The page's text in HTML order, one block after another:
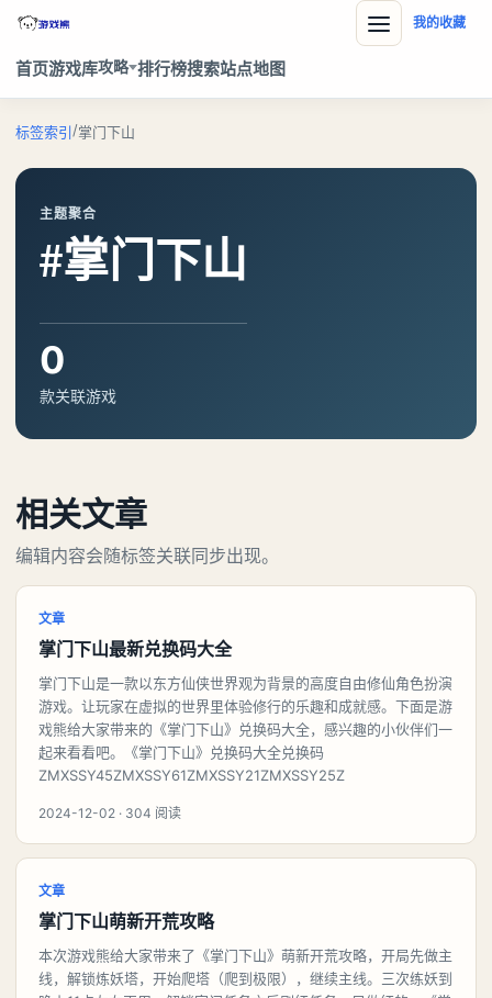
首页游戏库攻略 排行榜搜索站点地图
我的收藏
标签索引/掌门下山
主题聚合
#掌门下山
0
款关联游戏
相关文章
编辑内容会随标签关联同步出现。
文章
掌门下山最新兑换码大全
掌门下山是一款以东方仙侠世界观为背景的高度自由修仙角色扮演
游戏。让玩家在虚拟的世界里体验修行的乐趣和成就感。下面是游
戏熊给大家带来的《掌门下山》兑换码大全，感兴趣的小伙伴们一
起来看看吧。《掌门下山》兑换码大全兑换码
ZMXSSY45ZMXSSY61ZMXSSY21ZMXSSY25Z
2024-12-02 · 304 阅读
文章
掌门下山萌新开荒攻略
本次游戏熊给大家带来了《掌门下山》萌新开荒攻略，开局先做主
线，解锁炼妖塔，开始爬塔（爬到极限），继续主线。三次练妖到